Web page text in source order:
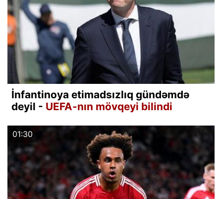
İnfantinoya etimadsızlıq gündəmdə
deyil - UEFA-nın mövqeyi bilindi
01:30